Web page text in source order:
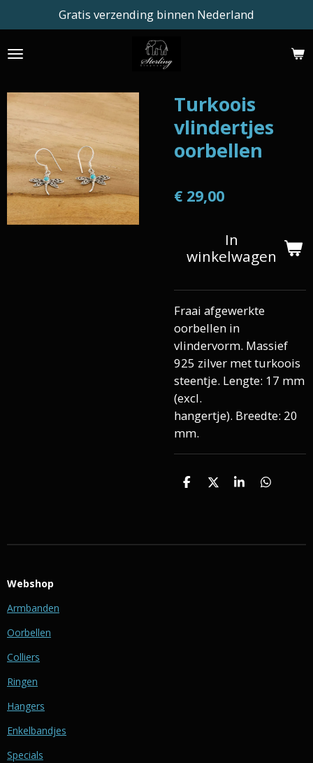
direct
naar
Gratis verzending binnen Nederland
Turkoois
vlindertjes
oorbellen
€ 29,00
In
winkelwagen
Fraai afgewerkte
oorbellen in
vlindervorm. Massief
925 zilver met turkoois
steentje. Lengte: 17 mm
(excl.
hangertje). Breedte: 20
mm.
D
D
S
D
Webshop
Armbanden
Oorbellen
Colliers
Ringen
Hangers
Enkelbandjes
Specials